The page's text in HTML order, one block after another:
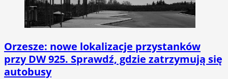
Orzesze: nowe lokalizacje przystanków
przy DW 925. Sprawdź, gdzie zatrzymują się
autobusy